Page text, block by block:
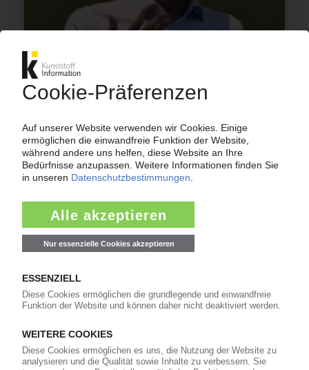
BASF
noch nicht bezifferbar / Kein Trend zum E-
Cracker erwartet
10.06.2026